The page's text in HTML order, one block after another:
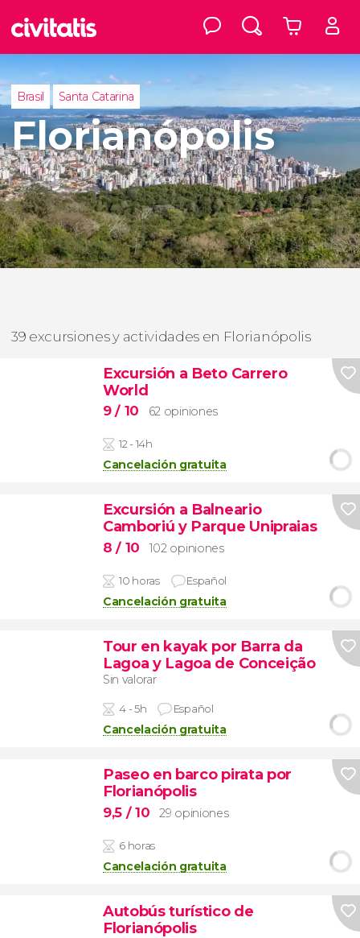
Brasil Santa Catarina
Florianópolis
39 excursiones y actividades en Florianópolis
Excursión a Beto Carrero
World
9/ 10 62 opiniones
12 - 14h
Cancelación gratuita
Excursión a Balneario
Camboriú y Parque Unipraias
8/ 10 102 opiniones
10 horas Español
Cancelación gratuita
Tour en kayak por Barra da
Lagoa y Lagoa de Conceição
Sin valorar
4 - 5h Español
Cancelación gratuita
Paseo en barco pirata por
Florianópolis
9,5 / 10 29 opiniones
6 horas
Cancelación gratuita
Autobús turístico de
Florianópolis